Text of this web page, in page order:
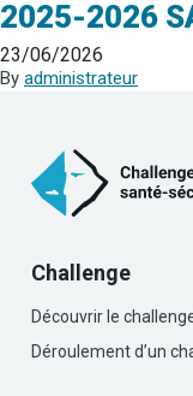
2025-2026
23/06/2026
By administrateur
Challenge
Découvrir le
Déroulement d’un